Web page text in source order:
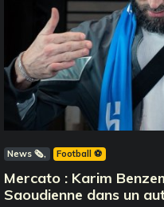
News 🗞️ Football ⚽️
Mercato : Karim
Saoudienne dans un